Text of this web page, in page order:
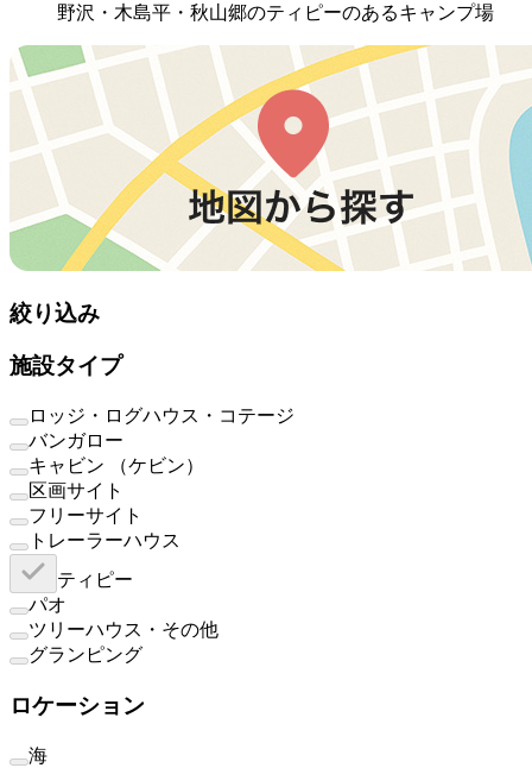
野沢・木島平・秋山郷のティピーのあるキャンプ場
絞り込み
施設タイプ
ロッジ・ログハウス・コテージ
バンガロー
キャビン （ケビン）
区画サイト
フリーサイト
トレーラーハウス
ティピー
パオ
ツリーハウス・その他
グランピング
ロケーション
海